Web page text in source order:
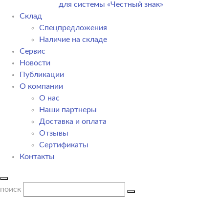
для системы «Честный знак»
Склад
Спецпредложения
Наличие на складе
Сервис
Новости
Публикации
О компании
О нас
Наши партнеры
Доставка и оплата
Отзывы
Сертификаты
Контакты
поиск